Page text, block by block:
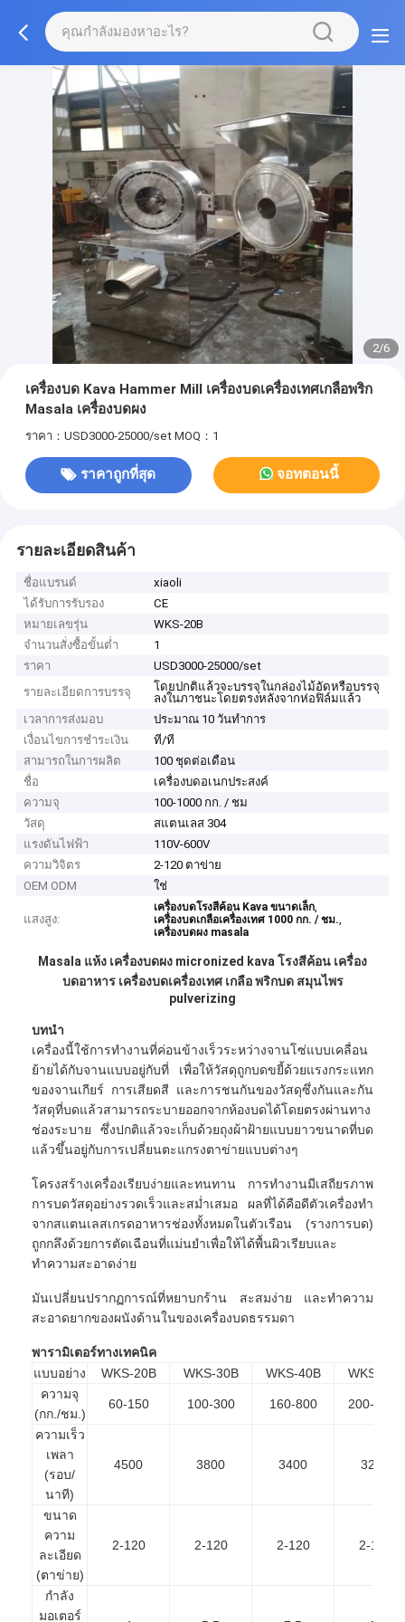
2/6
เครื่องบด Kava Hammer Mill เครื่องบดเครื่องเทศเกลือพริก
Masala เครื่องบดผง
ราคา：USD3000-25000/set MOQ：1
ราคาถูกที่สุด จอทตอนนี้
รายละเอียดสินค้า
ชื่อแบรนด์
xiaoli
ได้รับการรับรอง
CE
หมายเลขรุ่น
WKS-20B
จำนวนสั่งซื้อขั้นต่ำ
1
ราคา
USD3000-25000/set
รายละเอียดการบรรจุ
โดยปกติแล้วจะบรรจุในกล่องไม้อัดหรือบรรจุ
ลงในภาชนะโดยตรงหลังจากห่อฟิล์มแล้ว
เวลาการส่งมอบ
ประมาณ 10 วันทำการ
เงื่อนไขการชำระเงิน
ที/ที
สามารถในการผลิต
100 ชุดต่อเดือน
ชื่อ
เครื่องบดอเนกประสงค์
ความจุ
100-1000 กก. / ชม
วัสดุ
สแตนเลส 304
แรงดันไฟฟ้า
110V-600V
ความวิจิตร
2-120 ตาข่าย
OEM ODM
ใช่
แสงสูง:
เครื่องบดโรงสีค้อน Kava ขนาดเล็ก,
เครื่องบดเกลือเครื่องเทศ 1000 กก. / ชม.,
เครื่องบดผง masala
Masala แห้ง เครื่องบดผง micronized kava โรงสีค้อน เครื่อง
บดอาหาร เครื่องบดเครื่องเทศ เกลือ พริกบด สมุนไพร
pulverizing
บทนำ
เครื่องนี้ใช้การทำงานที่ค่อนข้างเร็วระหว่างจานโซ่แบบเคลื่อน
ย้ายได้กับจานแบบอยู่กับที่ เพื่อให้วัสดุถูกบดขยี้ด้วยแรงกระแทก
ของจานเกียร์ การเสียดสี และการชนกันของวัสดุซึ่งกันและกัน
วัสดุที่บดแล้วสามารถระบายออกจากห้องบดได้โดยตรงผ่านทาง
ช่องระบาย ซึ่งปกติแล้วจะเก็บด้วยถุงผ้าฝ้ายแบบยาวขนาดที่บด
แล้วขึ้นอยู่กับการเปลี่ยนตะแกรงตาข่ายแบบต่างๆ
โครงสร้างเครื่องเรียบง่ายและทนทาน การทำงานมีเสถียรภาพ
การบดวัสดุอย่างรวดเร็วและสม่ำเสมอ ผลที่ได้คือดีตัวเครื่องทำ
จากสแตนเลสเกรดอาหารช่องทั้งหมดในตัวเรือน (รางการบด)
ถูกกลึงด้วยการตัดเฉือนที่แม่นยำเพื่อให้ได้พื้นผิวเรียบและ
ทำความสะอาดง่าย
มันเปลี่ยนปรากฏการณ์ที่หยาบกร้าน สะสมง่าย และทำความ
สะอาดยากของผนังด้านในของเครื่องบดธรรมดา
พารามิเตอร์ทางเทคนิค
แบบอย่าง
WKS-20B WKS-30B WKS-40B
WKS-50B
ความจุ
(กก./ชม.)
60-150 100-300 160-800 200-1000
ความเร็ว
เพลา
(รอบ/
นาที)
4500 3800 3400 3200
ขนาด
ความ
ละเอียด
(ตาข่าย)
2-120 2-120 2-120 2-120
กำลัง
มอเตอร์